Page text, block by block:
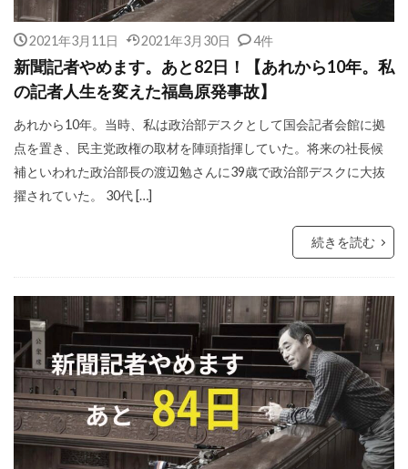
2021年3月11日 2021年3月30日 4件
新聞記者やめます。あと82日！【あれから10年。私
の記者人生を変えた福島原発事故】
あれから10年。当時、私は政治部デスクとして国会記者会館に拠
点を置き、民主党政権の取材を陣頭指揮していた。将来の社長候
補といわれた政治部長の渡辺勉さんに39歳で政治部デスクに大抜
擢されていた。 30代 […]
続きを読む